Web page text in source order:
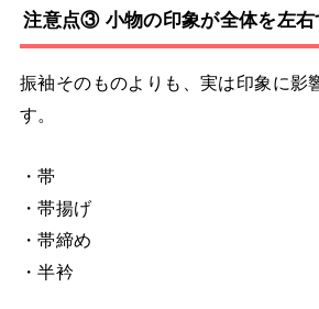
注意点③ 小物の印象が全体を左右
振袖そのものよりも、実は印象に影
す。
・帯
・帯揚げ
・帯締め
・半衿